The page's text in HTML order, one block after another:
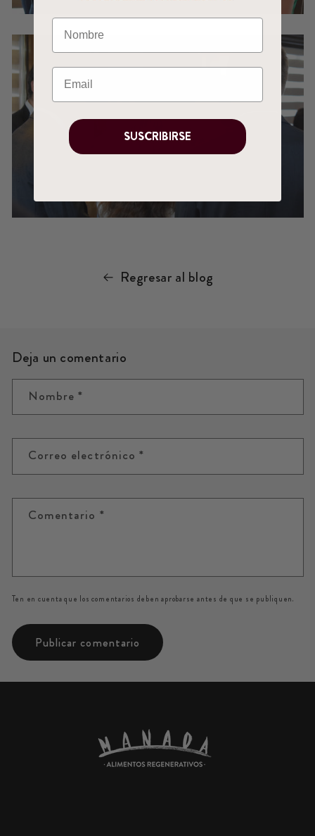
Regresar al blog
Deja un comentario
Nombre*
Correo electrónico*
Comentario *
Ten en cuenta que los comentarios deben aprobarse antes de que se publiquen.
SUSCRIBIRSE